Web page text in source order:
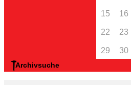
15 16
22 23
29 30
Archivsuche